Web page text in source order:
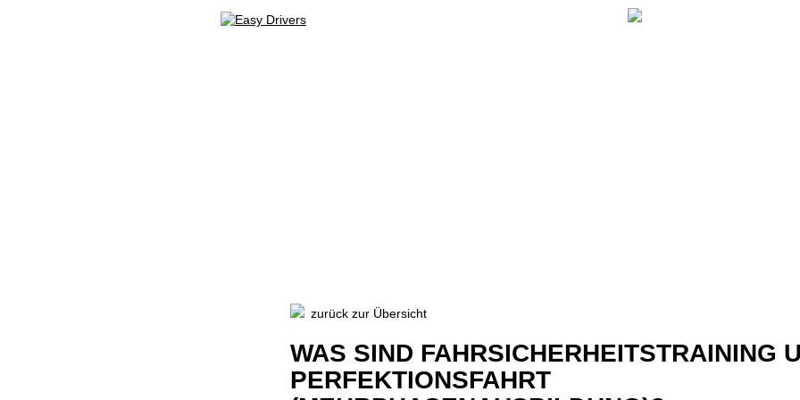
WEBTRAINING
zurück zur Übersicht
WAS SIND FAHRSICHERHEITSTRAINING
PERFEKTIONSFAHRT